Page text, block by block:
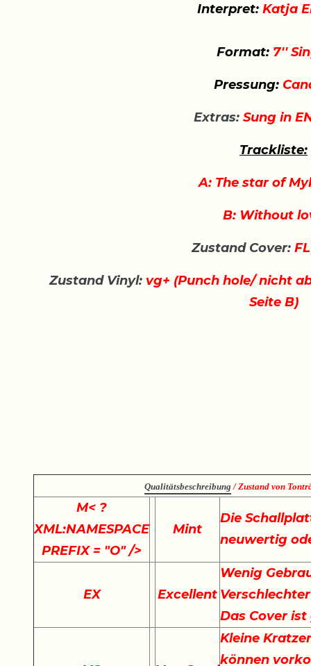
Interpret: Katja
Format: 7''
Pressung:
Extras: Sung in
Trackliste:
A: The star of
B: Without
Zustand Cover:
Zustand Vinyl: vg+ (Punch hole/ nicht
Seite B)
Qualitätsbeschreibung / Zustand von
M< ?
XML:NAMESPACE
PREFIX = "O" />
Mint
Die
neuwertig
EX Excellent
Wenig
Das Cover
Kleine
können